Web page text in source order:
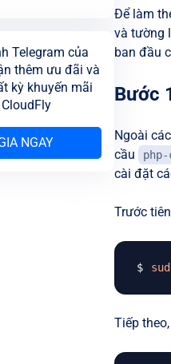
Telegram của
thêm ưu đãi và
kỳ khuyến mãi
NGAY
Để làm
và tường
ban đầu
Bước
Ngoài
cầu
cài đặt
Trước
Tiếp